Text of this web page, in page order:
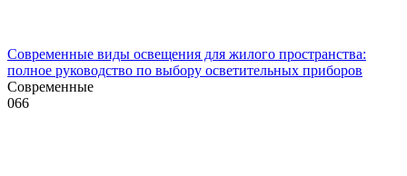
Современные виды освещения для жилого пространства:
полное руководство по выбору осветительных приборов
Современные
066